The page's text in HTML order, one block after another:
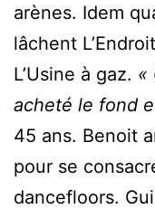
arènes. Idem
lâchent
L’Usine à gaz. «
acheté le fond
45 ans. Benoit
pour se
dancefloors.